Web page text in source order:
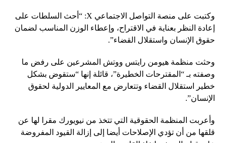
وكتبت على منصة التواصل الاجتماعي X: “أحث السلطات على
إعادة النظر بعناية في الاقتراح، وإعطاء الوزن المناسب لضمان
حقوق الإنسان واستقلال القضاء”.
وحثت منظمة هيومن رايتس ووتش المشرعين على رفض ما
وصفته بـ “المقترحات الخطيرة”، قائلة إنها “ستقوض بشكل
خطير استقلال القضاء وتتعارض مع المعايير الدولية لحقوق
الإنسان”.
وأعربت المنظمة الحقوقية التي تتخذ من نيويورك مقرا لها عن
قلقها من أن تؤدي الإصلاحات أيضا إلى إزالة القيود المفروضة